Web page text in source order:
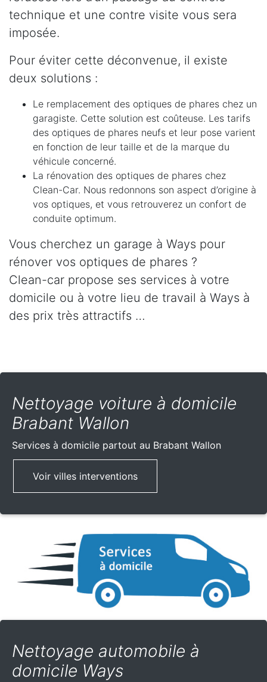
technique et une contre visite vous sera
imposée.
Pour éviter cette déconvenue, il existe
deux solutions :
Le remplacement des optiques de phares chez un
garagiste. Cette solution est coûteuse. Les tarifs
des optiques de phares neufs et leur pose varient
en fonction de leur taille et de la marque du
véhicule concerné.
La rénovation des optiques de phares chez
Clean-Car. Nous redonnons son aspect d’origine à
vos optiques, et vous retrouverez un confort de
conduite optimum.
Vous cherchez un garage à Ways pour
rénover vos optiques de phares ?
Clean-car propose ses services à votre
domicile ou à votre lieu de travail à Ways à
des prix très attractifs …
Nettoyage voiture à domicile
Brabant Wallon
Services à domicile partout au Brabant Wallon
Voir villes interventions
Nettoyage automobile à
domicile Ways